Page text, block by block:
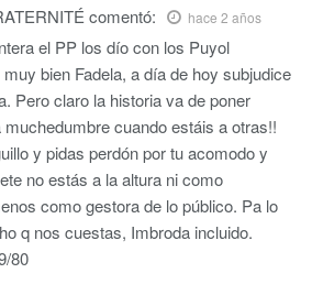
comentó: hace 2 años
el PP los dío con los Puyol
bien Fadela, a día de hoy subjudice
Pero claro la historia va de poner
cuando estáis a otras!!
y pidas perdón por tu acomodo y
no estás a la altura ni como
como gestora de lo público. Pa lo
q nos cuestas, Imbroda incluido.
80